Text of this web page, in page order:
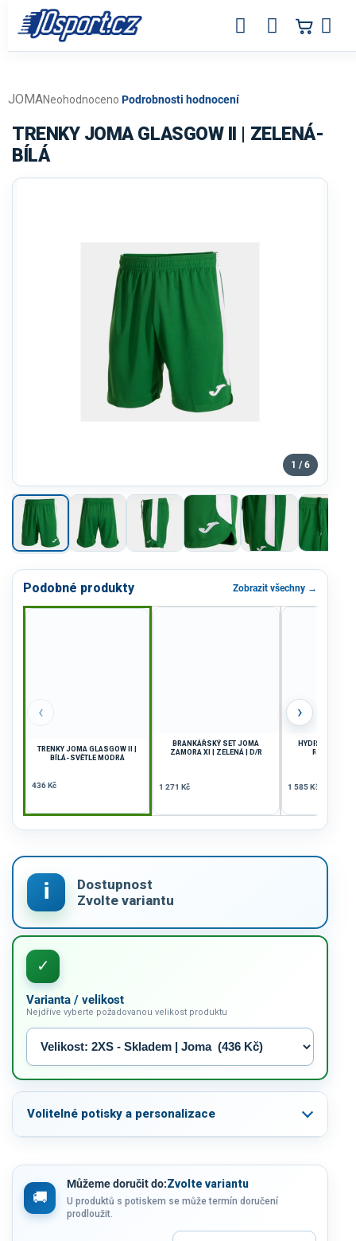
obsah
Průměrné
produktu
je
0,0
Neohodnoceno Podrobnosti hodnocení
JOMA
TRENKY JOMA GLASGOW II | ZELENÁ-
BÍLÁ
1 / 6
Podobné produkty Zobrazit všechny →
‹
TRENKY JOMA GLASGOW II |
BÍLÁ-SVĚTLE MODRÁ
436 Kč
BRANKÁŘSKÝ SET JOMA
ZAMORA XI | ZELENÁ | D/R
1 271 Kč
HYDRATAČNÍ
R.NATURE |
1 585 Kč
›
Varianta / velikost
Nejdříve vyberte požadovanou velikost produktu
Volitelné potisky a personalizace
Můžeme doručit do:Zvolte variantu
U produktů s potiskem se může termín doručení
prodloužit.